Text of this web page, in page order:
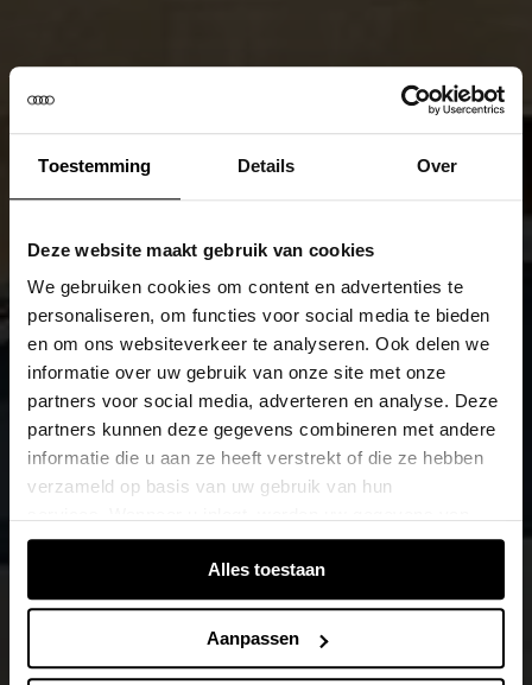
Toestemming Details Over
Deze website maakt gebruik van cookies
We gebruiken cookies om content en advertenties te
personaliseren, om functies voor social media te bieden
en om ons websiteverkeer te analyseren. Ook delen we
informatie over uw gebruik van onze site met onze
partners voor social media, adverteren en analyse. Deze
partners kunnen deze gegevens combineren met andere
informatie die u aan ze heeft verstrekt of die ze hebben
verzameld op basis van uw gebruik van hun
verschillende apparaten of browsers samengevoegd via
de extra verwerkte login-ID.Alles toestaan
Aanpassen